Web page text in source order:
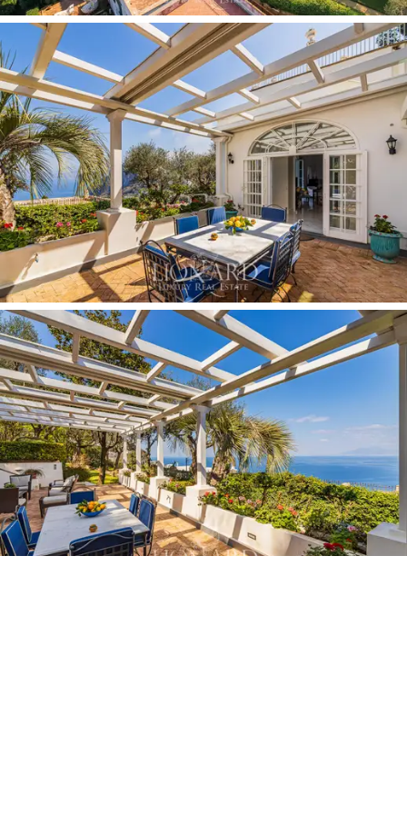
extraordinariamente luminosa gracias a los altos techos
abovedados y a las amplias vidrieras que se abren al
verde del jardín y hacia el mar. Sigue una cocina y un
baño de servicio. A los lados de la zona de día, las dos
grandes terrazas están completamente equipadas para
transcurrir momentos del día en comodidad. Una
tercera terraza panorámica se desarrolla en el techo de
la villa: desde aquí, la vista se abre a toda la isla.
La zona noche, accesible también desde el jardín a
través de puertas ventanas, comprende dos
habitaciones matrimoniales, cada una con baño en suite.
Al lado de la villa señorial, inmersa con gracia en el
verde del jardín, encontramos una dépendance
actualmente utilizada como zona spa, embellecida por
revestimientos en mosaico y dotada de baño propio.
Este espacio se puede transformar fácilmente en
residencia para las visitas.
Unavilla de gran encantoen la isla deCapri, en Italia,
ideal para quien desea vivir en uno de los lugares más
exclusivos del mundo, desde siempre asociado al